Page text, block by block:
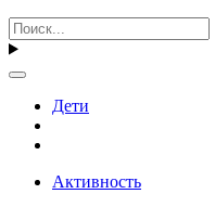
Дети
Активность